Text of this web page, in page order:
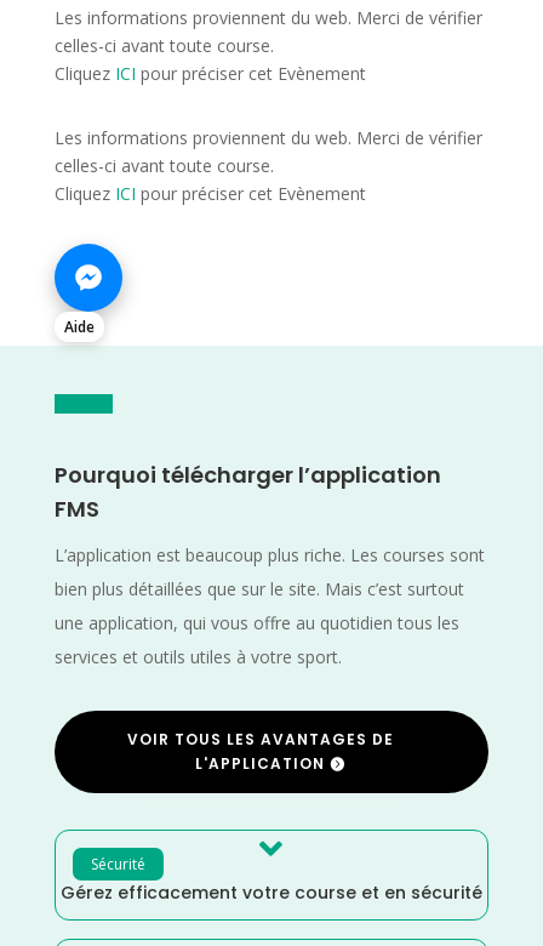
Les informations proviennent du web. Merci de vérifier
celles-ci avant toute course.
Cliquez ICI pour préciser cet Evènement
Les informations proviennent du web. Merci de vérifier
celles-ci avant toute course.
Cliquez ICI pour préciser cet Evènement
Aide
Pourquoi télécharger l’application
FMS
L’application est beaucoup plus riche. Les courses sont
bien plus détaillées que sur le site. Mais c’est surtout
une application, qui vous offre au quotidien tous les
services et outils utiles à votre sport.
VOIR TOUS LES AVANTAGES DE
L'APPLICATION
Sécurité 
Gérez efficacement votre course et en sécurité